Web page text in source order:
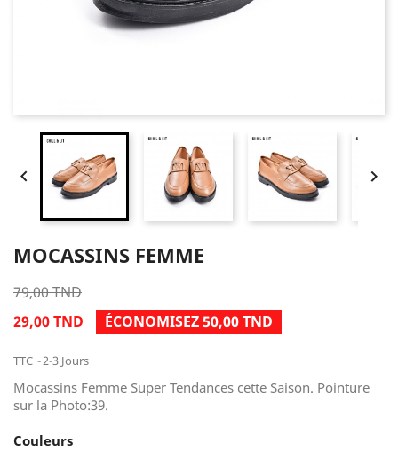
 
MOCASSINS FEMME
79,00 TND
29,00 TND
ÉCONOMISEZ 50,00 TND
TTC 2-3 Jours
Mocassins Femme Super Tendances cette Saison. Pointure
sur la Photo:39.
Couleurs